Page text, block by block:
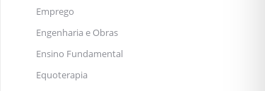
Emprego
Engenharia e Obras
Ensino Fundamental
Equoterapia